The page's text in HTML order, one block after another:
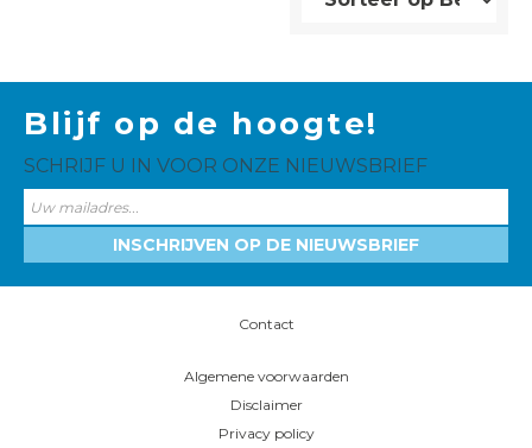
Blijf op de hoogte!
SCHRIJF U IN VOOR ONZE NIEUWSBRIEF
INSCHRIJVEN OP DE NIEUWSBRIEF
Contact
Algemene voorwaarden
Disclaimer
Privacy policy